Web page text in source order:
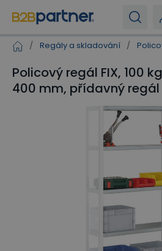
/ Regály a skladování /
Policový regál FIX, 100
400 mm, přídavný regál